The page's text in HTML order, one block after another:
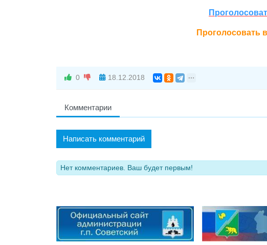
Проголосовать
0 18.12.2018
Комментарии
Написать комментарий
Нет комментариев. Ваш будет первым!